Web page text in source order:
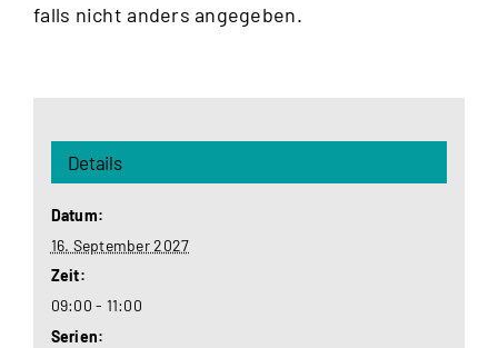
falls nicht anders angegeben.
Details
Datum:
16. September 2027
Zeit:
09:00 - 11:00
Serien: